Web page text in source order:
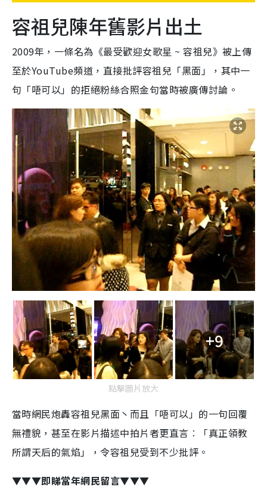
容祖兒陳年舊影片出土
2009年，一條名為《最受歡迎女歌星 ~ 容祖兒》被上傳
至於YouTube頻道，直接批評容祖兒「黑面」，其中一
句「唔可以」的拒絕粉絲合照金句當時被廣傳討論。
+9
點擊圖片放大
當時網民炮轟容祖兒黑面丶而且「唔可以」的一句回覆
無禮貌，甚至在影片描述中拍片者更直言︰「真正領教
所謂天后的氣焰」，令容祖兒受到不少批評。
▼▼▼即睇當年網民留言▼▼▼